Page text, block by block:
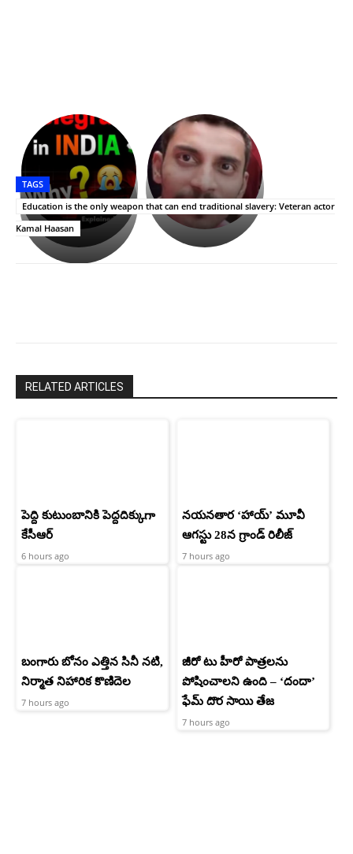
భగవంతుని
ప్రసాదం
తీర్థం..తులసీదళం
లేకుండా
అసంపూర్ణం
కేజీఎఫ్
సినిమాతో
పాన్
ఇండియా
స్టార్
హీరోయిన్‏గా
శ్రీనిధి
Upasana:
భర్తపై
రివెంజ్
తీర్చుకున్న
ఉపాసన..
పాపం
రామ్
TAGS
Education is the only weapon that can end traditional slavery: Veteran actor
Kamal Haasan
RELATED ARTICLES
పెద్ది కుటుంబానికి పెద్దదిక్కుగా
కేసీఆర్
6 hours ago
నయనతార ‘హాయ్’ మూవీ
ఆగస్టు 28న గ్రాండ్ రిలీజ్
7 hours ago
బంగారు బోనం ఎత్తిన సినీ నటి,
నిర్మాత నిహారిక కొణిదెల
7 hours ago
జీరో టు హీరో పాత్రలను
పోషించాలని ఉంది – ‘దందా’
ఫేమ్ దొర సాయి తేజ
7 hours ago